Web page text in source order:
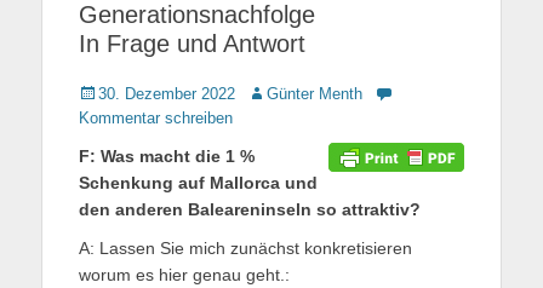
Generationsnachfolge
In Frage und Antwort
Gepostet
am
30. Dezember 2022 AutorGünter Menth
Kommentar schreiben
F: Was macht die 1 %
Schenkung auf Mallorca und
den anderen Baleareninseln so attraktiv?
A: Lassen Sie mich zunächst konkretisieren
worum es hier genau geht.: